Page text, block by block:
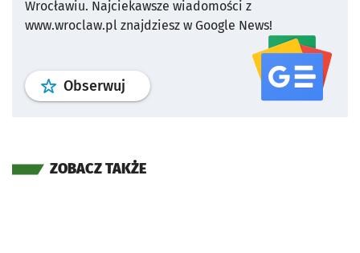
Wrocławiu. Najciekawsze wiadomości z
www.wroclaw.pl znajdziesz w Google News!
Obserwuj profil serwisu
ZOBACZ TAKŻE